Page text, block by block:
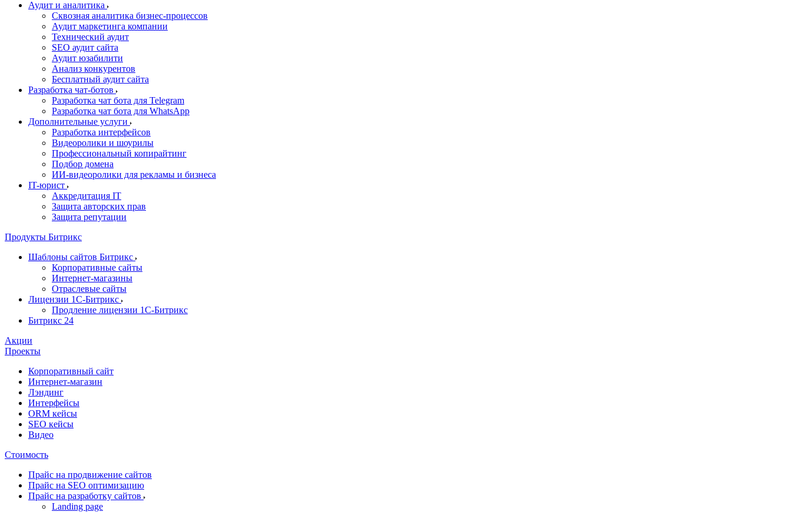
Аудит и аналитика
Сквозная аналитика бизнес-процессов
Аудит маркетинга компании
Технический аудит
SEO аудит сайта
Аудит юзабилити
Анализ конкурентов
Бесплатный аудит сайта
Разработка чат-ботов
Разработка чат бота для Telegram
Разработка чат бота для WhatsApp
Дополнительные услуги
Разработка интерфейсов
Видеоролики и шоурилы
Профессиональный копирайтинг
Подбор домена
ИИ-видеоролики для рекламы и бизнеса
IT-юрист
Аккредитация IT
Защита авторских прав
Защита репутации
Продукты Битрикс
Шаблоны сайтов Битрикс
Корпоративные сайты
Интернет-магазины
Отраслевые сайты
Лицензии 1С-Битрикс
Продление лицензии 1С-Битрикс
Битрикс 24
Акции
Проекты
Корпоративный сайт
Интернет-магазин
Лэндинг
Интерфейсы
ORM кейсы
SEO кейсы
Видео
Стоимость
Прайс на продвижение сайтов
Прайс на SEO оптимизацию
Прайс на разработку сайтов
Landing page